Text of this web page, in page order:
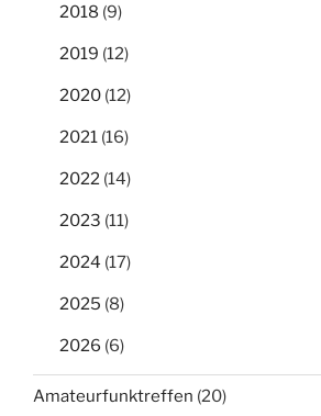
2018 (9)
2019 (12)
2020 (12)
2021 (16)
2022 (14)
2023 (11)
2024 (17)
2025 (8)
2026 (6)
Amateurfunktreffen (20)